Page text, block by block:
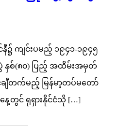
င်နီ၌ ကျင်းပမည့် ၁၉၄၁-၁၉၄၅
ပွဲ နှစ်(၈၀) ပြည့် အထိမ်းအမှတ်
င်ချီတက်မည့် မြန်မာ့တပ်မတော်
ေ့တွင် ရုရှားနိုင်ငံသို […]